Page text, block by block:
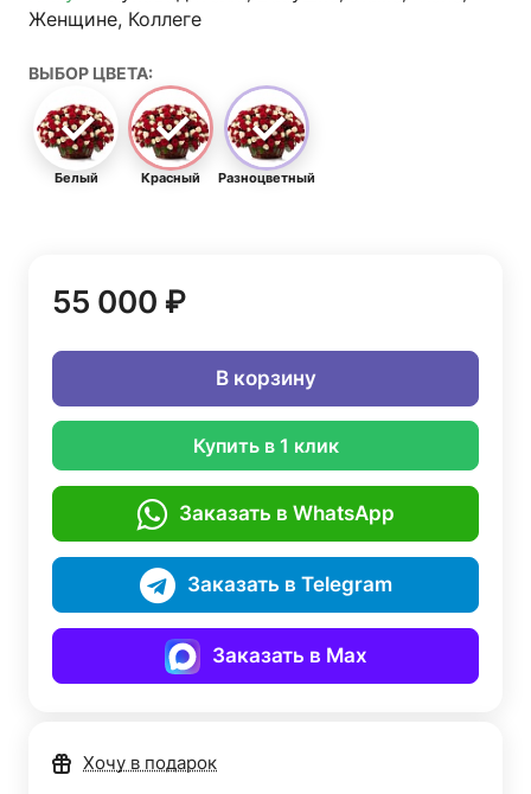
Женщине, Коллеге
ВЫБОР ЦВЕТА:
Белый Красный Разноцветный
55 000 ₽
В корзину
Купить в 1 клик
Заказать в WhatsApp
Заказать в Telegram
Заказать в Max
Хочу в подарок